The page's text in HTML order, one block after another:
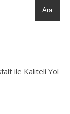
Ara
ile Kaliteli Yol